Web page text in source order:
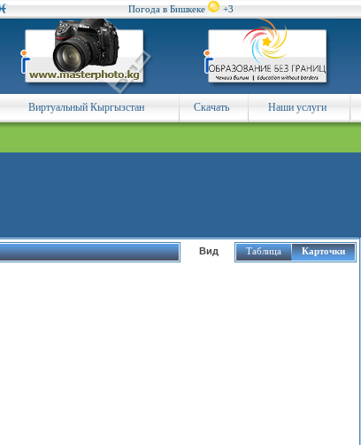
Погода в Бишкеке +3
Виртуальный Кыргызстан Скачать Наши услуги
Вид Таблица Карточки